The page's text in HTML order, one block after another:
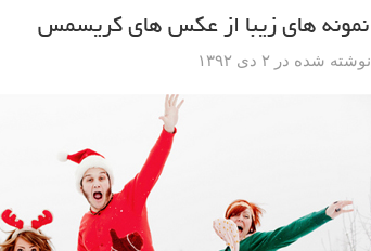
نمونه های زیبا از عکس های کریسمس
نوشته شده در ۲ دی ۱۳۹۲